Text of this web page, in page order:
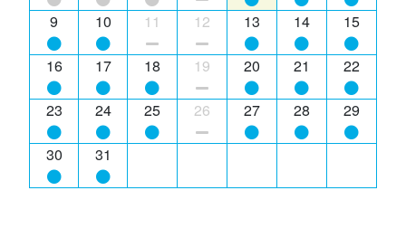
9 10 11 12 13 14 15
16 17 18 19 20 21 22
23 24 25 26 27 28 29
30 31